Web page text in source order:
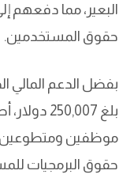
البعير، مما دفعهم
حقوق المستخدمين.
موظفين
حقوق البرمجيات